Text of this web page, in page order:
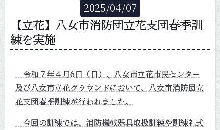
2025/04/07
【立花】八女市消防団立花支団春季訓
練を実施
令和７年４月6日（日）、八女市立花市民センター
及び八女市立花グラウンドにおいて、八女市消防団立
花支団春季訓練が行われました。
今回の訓練では、消防機械器具取扱訓練や訓練礼式